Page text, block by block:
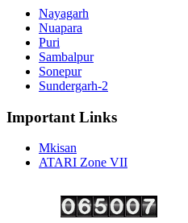
Nayagarh
Nuapara
Puri
Sambalpur
Sonepur
Sundergarh-2
Important Links
Mkisan
ATARI Zone VII